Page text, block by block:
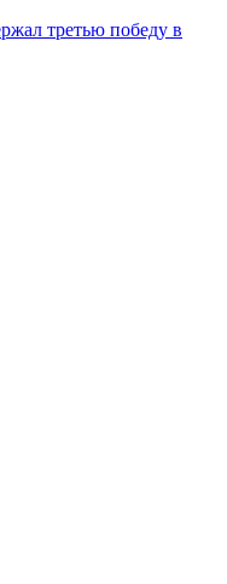
третью победу в